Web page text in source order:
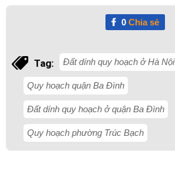
0Chia sẻ
Tag: Đất dính quy hoạch ở Hà Nội
Quy hoạch quận Ba Đình
Đất dính quy hoạch ở quận Ba Đình
Quy hoạch phường Trúc Bạch